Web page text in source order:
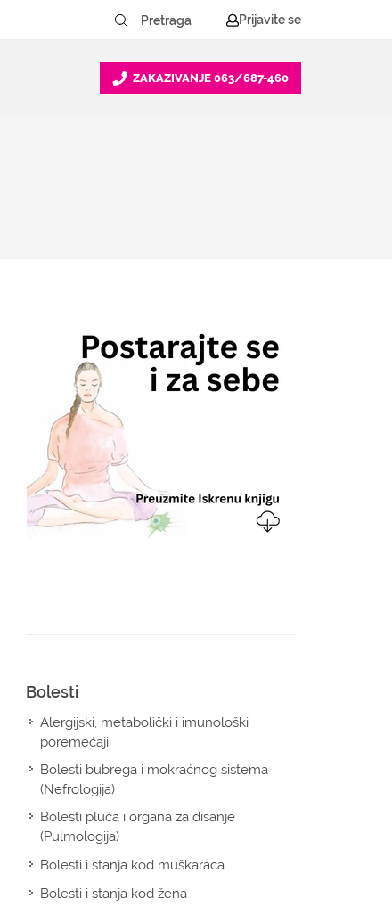
Prijavite se
ZAKAZIVANJE 063/687-460
Bolesti
Alergijski, metabolički i imunološki
poremećaji
Bolesti bubrega i mokraćnog sistema
(Nefrologija)
Bolesti pluća i organa za disanje
(Pulmologija)
Bolesti i stanja kod muškaraca
Bolesti i stanja kod žena